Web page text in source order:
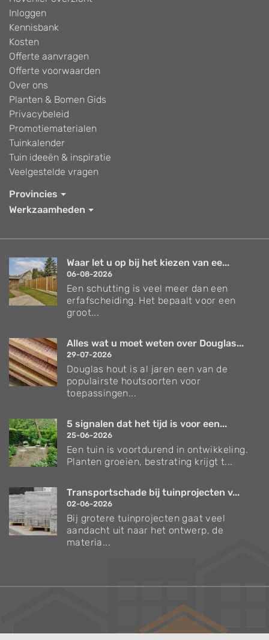
Inloggen
Kennisbank
Kosten
Offerte aanvragen
Offerte voorwaarden
Over ons
Planten & Bomen Gids
Privacybeleid
Promotiematerialen
Tuinkalender
Tuin ideeën & inspiratie
Veelgestelde vragen
Provincies
Werkzaamheden
Waar let u op bij het kiezen van ee...
06-08-2026
Een schutting is veel meer dan een
erfafscheiding. Het bepaalt voor een
groot...
Alles wat u moet weten over Douglas...
29-07-2026
Douglas hout is al jaren een van de
populairste houtsoorten voor
toepassingen...
5 signalen dat het tijd is voor een...
25-06-2026
Een tuin is voortdurend in ontwikkeling.
Planten groeien, bestrating krijgt t...
Transportschade bij tuinprojecten v...
02-06-2026
Bij grotere tuinprojecten gaat veel
aandacht uit naar het ontwerp, de
materia...
Verzorgingstips voor bomen en planten
Inspiratie voor uw tuin en terras
De belangrijkste tuinwerkzaamheden voor de